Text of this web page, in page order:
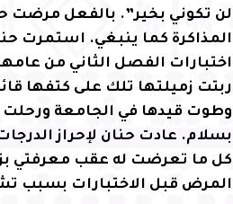
لن تكوني بخير”. بالفعل
المذاكرة كما ينبغي. استمرت
اختبارات الفصل الثاني من
ربتت زميلتها تلك على كتفها
وطوت قيدها في الجامعة ورحلت
بسلام. عادت حنان لإحراز
كل ما تعرضت له عقب معرفتي
المرض قبل الاختبارات بسبب